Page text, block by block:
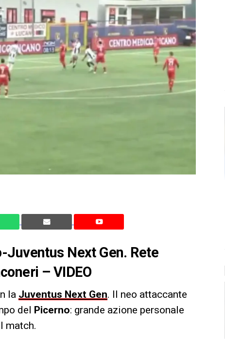
Next Gen. Rete
– VIDEO
la Juventus Next Gen. Il neo attaccante
del Picerno: grande azione personale
match.